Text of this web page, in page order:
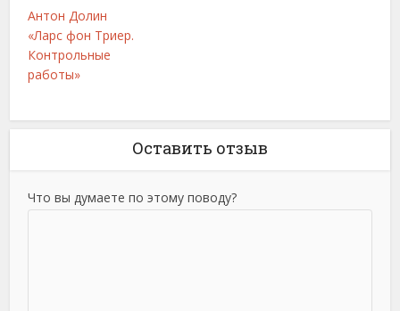
Антон Долин
«Ларс фон Триер.
Контрольные
работы»
Оставить отзыв
Что вы думаете по этому поводу?